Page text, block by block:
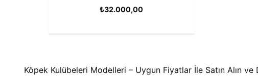
₺32.000,00
Köpek Kulübeleri Modelleri – Uygun Fiyatlar İle Satın Alın ve